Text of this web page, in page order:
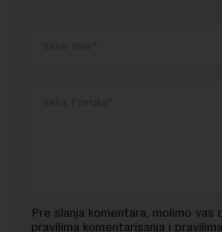
Pre slanja komentara, molimo vas
pravilima komentarisanja i